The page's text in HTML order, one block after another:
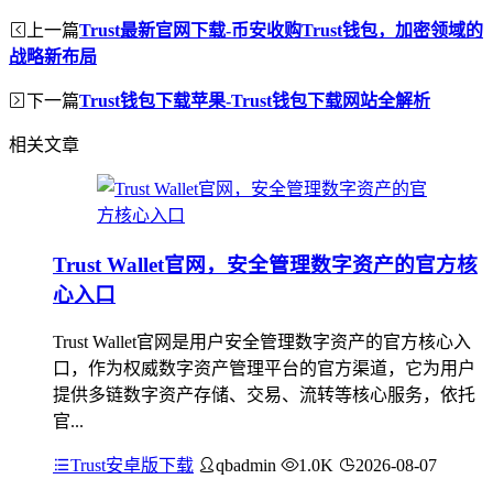
上一篇Trust最新官网下载-币安收购Trust钱包，加密领域的
战略新布局
下一篇Trust钱包下载苹果-Trust钱包下载网站全解析
相关文章
Trust Wallet官网，安全管理数字资产的官方核
心入口
Trust Wallet官网是用户安全管理数字资产的官方核心入
口，作为权威数字资产管理平台的官方渠道，它为用户
提供多链数字资产存储、交易、流转等核心服务，依托
官...
Trust安卓版下载 qbadmin 1.0K 2026-08-07